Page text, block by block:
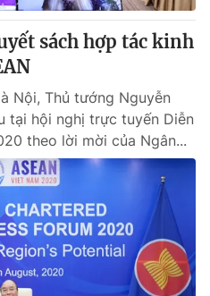
sách hợp tác kinh
Nội, Thủ tướng Nguyễn
tại hội nghị trực tuyến Diễn
theo lời mời của Ngân...